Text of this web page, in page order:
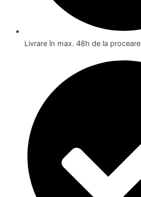
Livrare în max. 48h de la proceare